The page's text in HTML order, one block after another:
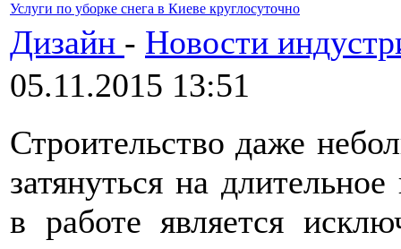
Услуги по уборке снега в Киеве круглосуточно
Дизайн - Новости
05.11.2015 13:51
Строительство даже
затянуться на
в работе является